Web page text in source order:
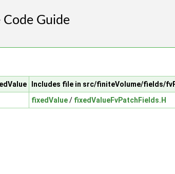
Includes file in src/finiteVolume/fields/
fixedValue/ fixedValueFvPatchFields.H